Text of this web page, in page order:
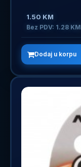
1.50 KM
Bez PDV: 1.28 KM
Dodaj u korpu